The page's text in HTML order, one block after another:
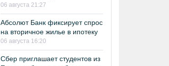
06 августа 21:27
Абсолют Банк фиксирует спрос
на вторичное жилье в ипотеку
06 августа 16:20
Сбер приглашает студентов из